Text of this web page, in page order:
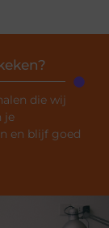
die wij
je
en blijf goed